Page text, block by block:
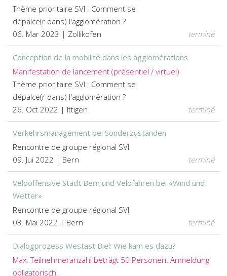
Thème prioritaire SVI : Comment se
dépalce(r dans) l'agglomération ?
06. Mar 2023 | Zollikofen
terminé
Conception de la mobilité dans les agglomérations
Manifestation de lancement (présentiel / virtuel)
Thème prioritaire SVI : Comment se
dépalce(r dans) l'agglomération ?
26. Oct 2022 | Ittigen
terminé
Verkehrsmanagement bei Sonderzuständen
Rencontre de groupe régional SVI
09. Jui 2022 | Bern
terminé
Velooffensive Stadt Bern und Velofahren bei «Wind und
Wetter»
Rencontre de groupe régional SVI
03. Mai 2022 | Bern
terminé
Dialogprozess Westast Biel: Wie kam es dazu?
Max. Teilnehmeranzahl beträgt 50 Personen. Anmeldung
obligatorisch.